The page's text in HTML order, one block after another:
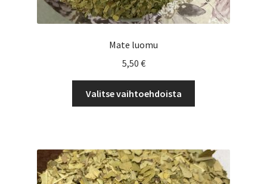
Mate luomu
5,50 €
Valitse vaihtoehdoista
Voit
tehdä